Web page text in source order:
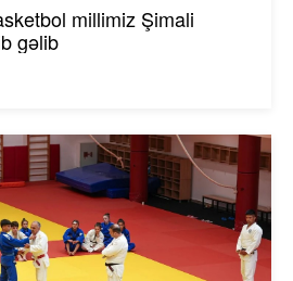
millimiz Şimali
gəlib